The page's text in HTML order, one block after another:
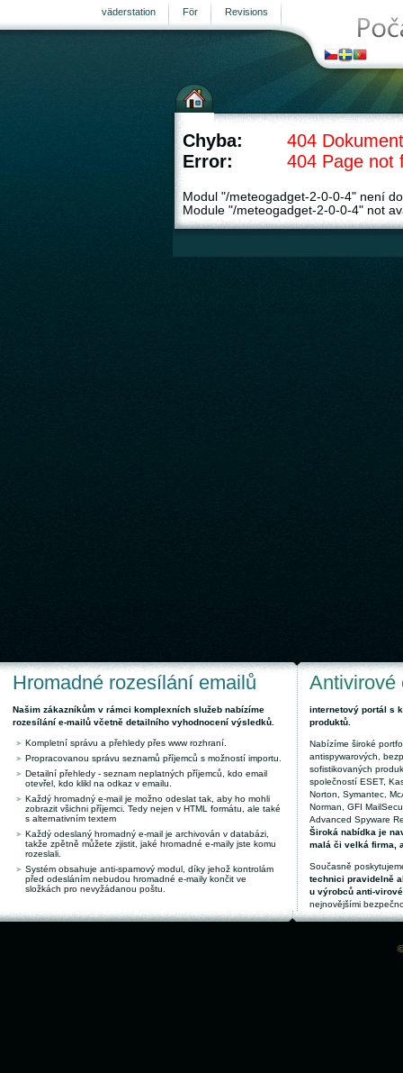
Revisions
För
väderstation
Chyba:
404
Error:
404 Page not
Modul "/meteogadget-2-0-0-4" není
Module "/meteogadget-2-0-0-4" not
Hromadné rozesílání emailů
Našim zákazníkům v rámci komplexních služeb nabízíme
rozesílání e-mailů včetně detailního vyhodnocení výsledků.
Kompletní správu a přehledy přes www rozhraní.
Propracovanou správu seznamů příjemců s možností importu.
Detailní přehledy - seznam neplatných příjemců, kdo email
otevřel, kdo klikl na odkaz v emailu.
Každý hromadný e-mail je možno odeslat tak, aby ho mohli
zobrazit všichni příjemci. Tedy nejen v HTML formátu, ale také
s alternativním textem
Každý odeslaný hromadný e-mail je archivován v databázi,
takže zpětně můžete zjistit, jaké hromadné e-maily jste komu
rozeslali.
Systém obsahuje anti-spamový modul, díky jehož kontrolám
před odesláním nebudou hromadné e-maily končit ve
složkách pro nevyžádanou poštu.
Antivirové
internetový portál s
produktů.
Nabízíme široké
antispywarových,
sofistikovaných
společností ESET,
Norton, Symantec,
Norman, GFI
Advanced Spyware
Široká nabídka je
malá či velká firma,
Současně
technici pravidelně
u výrobců anti-
nejnovějšími